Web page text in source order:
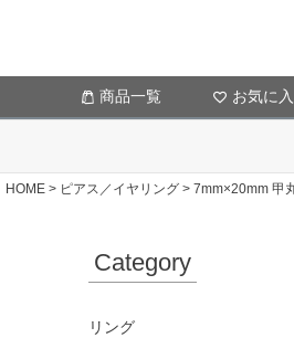
商品一覧 お気に
HOME ピアス／イヤリング 7mm×20mm 甲
Category
リング